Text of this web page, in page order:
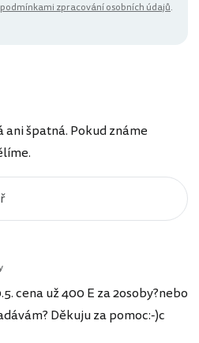
podmínkami zpracování osobních údajů.
špatná. Pokud známe
cena už 400 E za 2osoby?nebo
Děkuju za pomoc:-)c